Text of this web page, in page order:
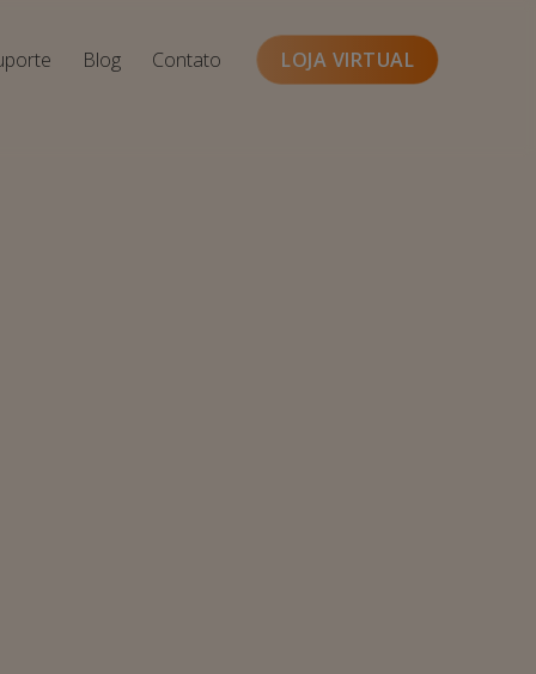
Blog Contato LOJA VIRTUAL